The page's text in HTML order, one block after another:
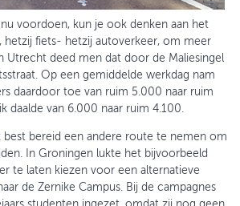
voordoen, kun je ook denken aan het
hetzij fiets- hetzij autoverkeer, om meer
Utrecht deed men dat door de Maliesingel
Op een gemiddelde werkdag nam
daardoor toe van ruim 5.000 naar ruim
daalde van 6.000 naar ruim 4.100.
best bereid een andere route te nemen om
In Groningen lukte het bijvoorbeeld
te laten kiezen voor een alternatieve
de Zernike Campus. Bij de campagnes